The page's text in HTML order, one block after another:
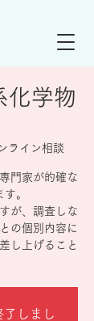
化学物
ライン相談
門家が的確な
。
が、調査しな
の個別内容に
し上げること
了しまし